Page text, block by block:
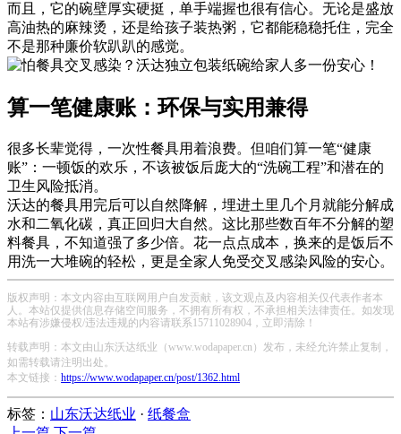
而且，它的碗壁厚实硬挺，单手端握也很有信心。无论是盛放
高油热的麻辣烫，还是给孩子装热粥，它都能稳稳托住，完全
不是那种廉价软趴趴的感觉。
算一笔健康账：环保与实用兼得
很多长辈觉得，一次性餐具用着浪费。但咱们算一笔“健康
账”：一顿饭的欢乐，不该被饭后庞大的“洗碗工程”和潜在的
卫生风险抵消。
沃达的餐具用完后可以自然降解，埋进土里几个月就能分解成
水和二氧化碳，真正回归大自然。这比那些数百年不分解的塑
料餐具，不知道强了多少倍。花一点点成本，换来的是饭后不
用洗一大堆碗的轻松，更是全家人免受交叉感染风险的安心。
版权声明：本文内容由互联网用户自发贡献，该文观点及内容相关仅代表作者本
人。本站仅提供信息存储空间服务，不拥有所有权，不承担相关法律责任。如发现
本站有涉嫌侵权/违法违规的内容请联系15711028904，立即清除！
转载声明：本文由山东沃达纸业（www.wodapaper.cn）发布，未经允许禁止复制，
如需转载请注明出处。
本文链接： https://www.wodapaper.cn/post/1362.html
标签： 山东沃达纸业 · 纸餐盒